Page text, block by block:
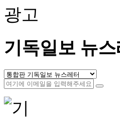
광고
기독일보 뉴